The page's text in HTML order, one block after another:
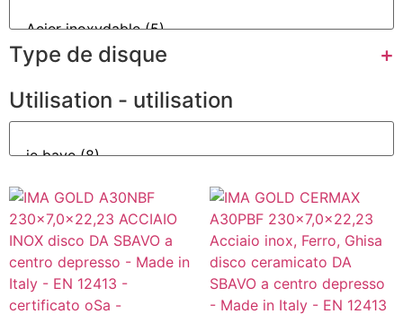
Type de disque
+
Utilisation - utilisation